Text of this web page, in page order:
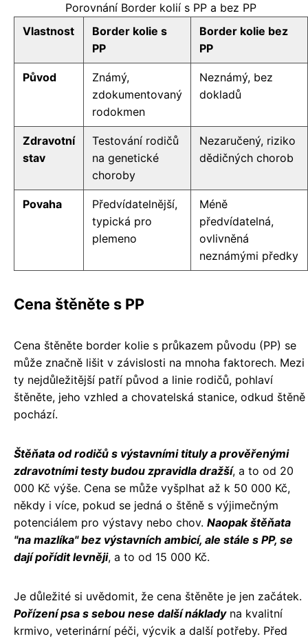
Porovnání Border kolií s PP a bez PP
Vlastnost
Border kolie s
PP
Border kolie bez
PP
Původ
Známý,
zdokumentovaný
rodokmen
Neznámý, bez
dokladů
Zdravotní
stav
Testování rodičů
na genetické
choroby
Nezaručený, riziko
dědičných chorob
Povaha
Předvídatelnější,
typická pro
plemeno
Méně
předvídatelná,
ovlivněná
neznámými předky
Cena štěněte s PP
Cena štěněte border kolie s průkazem původu (PP) se
může značně lišit v závislosti na mnoha faktorech. Mezi
ty nejdůležitější patří původ a linie rodičů, pohlaví
štěněte, jeho vzhled a chovatelská stanice, odkud štěně
pochází.
Štěňata od rodičů s výstavními tituly a prověřenými
zdravotními testy budou zpravidla dražší, a to od 20
000 Kč výše. Cena se může vyšplhat až k 50 000 Kč,
někdy i více, pokud se jedná o štěně s výjimečným
potenciálem pro výstavy nebo chov. Naopak štěňata
"na mazlíka" bez výstavních ambicí, ale stále s PP, se
dají pořídit levněji, a to od 15 000 Kč.
Je důležité si uvědomit, že cena štěněte je jen začátek.
Pořízení psa s sebou nese další nákladyna kvalitní
krmivo, veterinární péči, výcvik a další potřeby. Před